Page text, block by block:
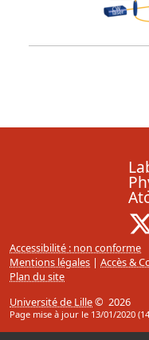
Accessibilité : non conforme
Mentions légales | Accès &
Plan du site
Université de Lille© 2026
Page mise à jour le 13/01/2020